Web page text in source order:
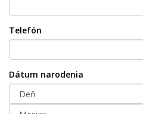
Telefón
Dátum narodenia